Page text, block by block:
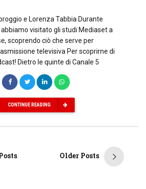
e Lorenza Tabbia Durante
abbiamo visitato gli studi Mediaset a
scoprendo ciò che serve per
televisiva Per scoprirne di
Dietro le quinte di Canale 5
CONTINUE READING
Older Posts